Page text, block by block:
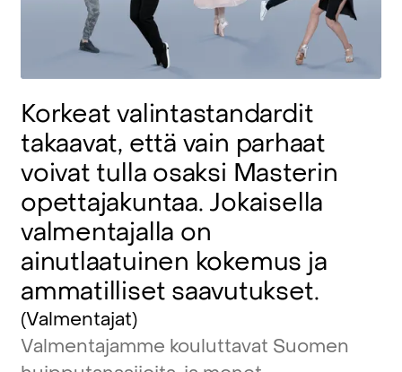
Korkeatvalintastandardit
takaavat, että vain parhaat
voivat tulla osaksi Masterin
opettajakuntaa. Jokaisella
valmentajalla on
ainutlaatuinen kokemus ja
ammatilliset saavutukset.
(Valmentajat)
Valmentajamme kouluttavat Suomen